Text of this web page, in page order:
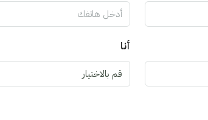
أنا
قم بالاختيار